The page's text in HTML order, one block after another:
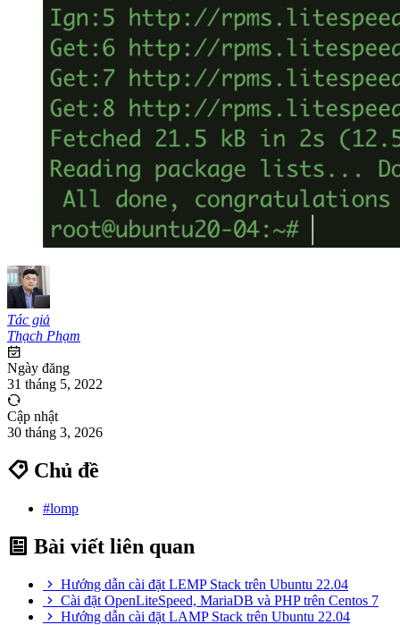
Tác giả
Thạch Phạm
Ngày đăng
31 tháng 5, 2022
Cập nhật
30 tháng 3, 2026
Chủ đề
#lomp
Bài viết liên quan
Hướng dẫn cài đặt LEMP Stack trên Ubuntu 22.04
Cài đặt OpenLiteSpeed, MariaDB và PHP trên Centos 7
Hướng dẫn cài đặt LAMP Stack trên Ubuntu 22.04